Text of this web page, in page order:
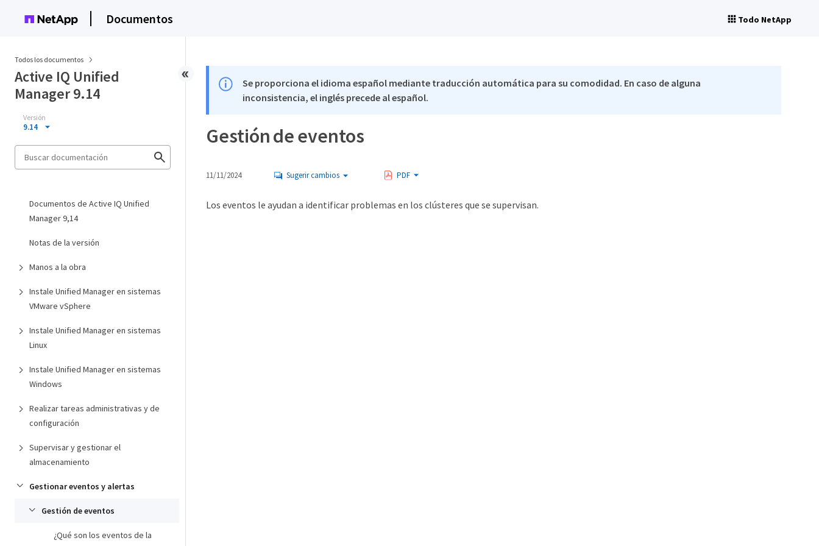
Documentos Todo NetApp
Todos los documentos
Active IQ Unified
Manager 9.14
Versión
9.14
Documentos de Active IQ Unified
Manager 9,14
Notas de la versión
Manos a la obra
Instale Unified Manager en sistemas
VMware vSphere
Instale Unified Manager en sistemas
Linux
Instale Unified Manager en sistemas
Windows
Realizar tareas administrativas y de
configuración
Supervisar y gestionar el
almacenamiento
Gestionar eventos y alertas
Gestión de eventos
¿Qué son los eventos de la
Se proporciona el idioma español mediante traducción automática para su comodidad. En caso de alguna
inconsistencia, el inglés precede al español.
Gestión de eventos
11/11/2024 Sugerir cambios PDF
Los eventos le ayudan a identificar problemas en los clústeres que se supervisan.